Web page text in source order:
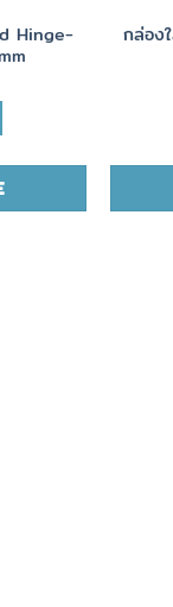
Hinge- กล่อง